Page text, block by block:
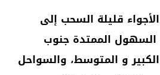
قليلة السحب إلى
السهول الممتدة جنوب
و المتوسط، والسواحل